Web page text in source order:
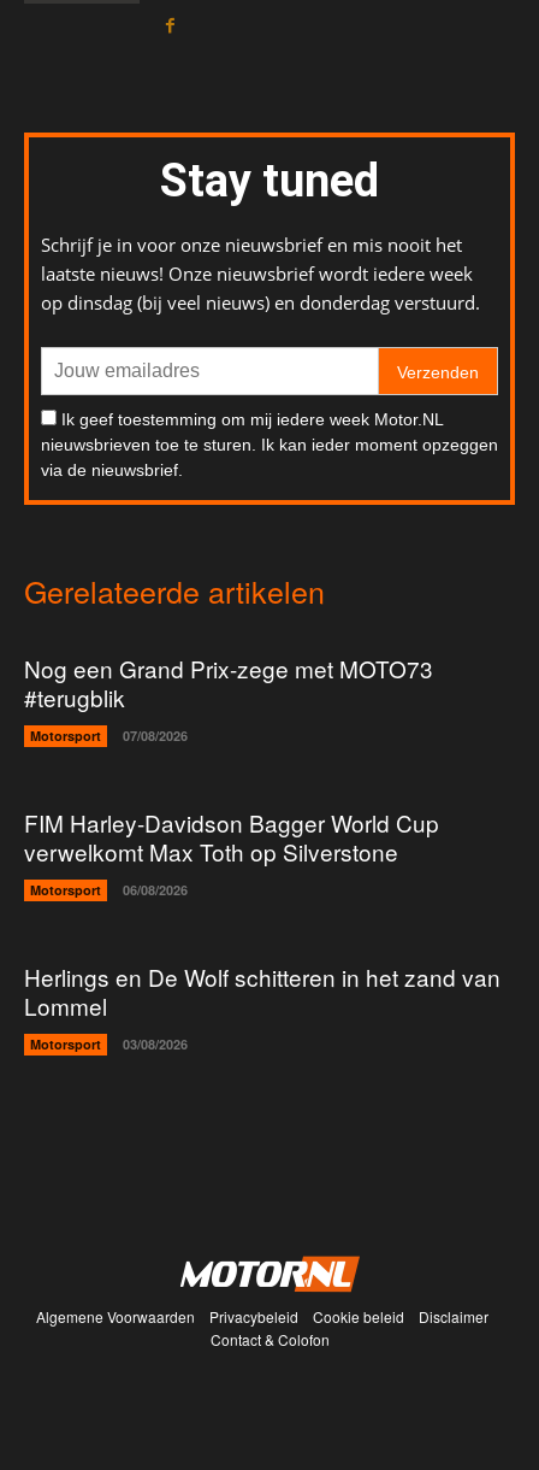
Stay tuned
Schrijf je in voor onze nieuwsbrief en mis nooit het
laatste nieuws! Onze nieuwsbrief wordt iedere week
op dinsdag (bij veel nieuws) en donderdag verstuurd.
Verzenden
Ik geef toestemming om mij iedere week Motor.NL
nieuwsbrieven toe te sturen. Ik kan ieder moment opzeggen
via de nieuwsbrief.
Gerelateerde artikelen
Nog een Grand Prix-zege met MOTO73
#terugblik
Motorsport 07/08/2026
FIM Harley-Davidson Bagger World Cup
verwelkomt Max Toth op Silverstone
Motorsport 06/08/2026
Herlings en De Wolf schitteren in het zand van
Lommel
Motorsport 03/08/2026
Algemene Voorwaarden Privacybeleid Cookie beleid
Disclaimer
Contact & Colofon